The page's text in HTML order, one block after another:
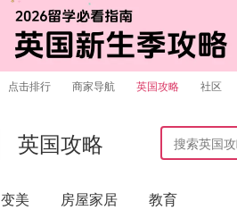
点击排行 商家导航 英国攻略 社区
英国攻略
变美 房屋家居 教育